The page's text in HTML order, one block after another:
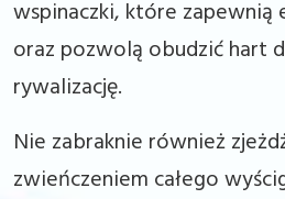
wspinaczki, które zapewnią
oraz pozwolą obudzić hart
rywalizację.
Nie zabraknie również
zwieńczeniem całego